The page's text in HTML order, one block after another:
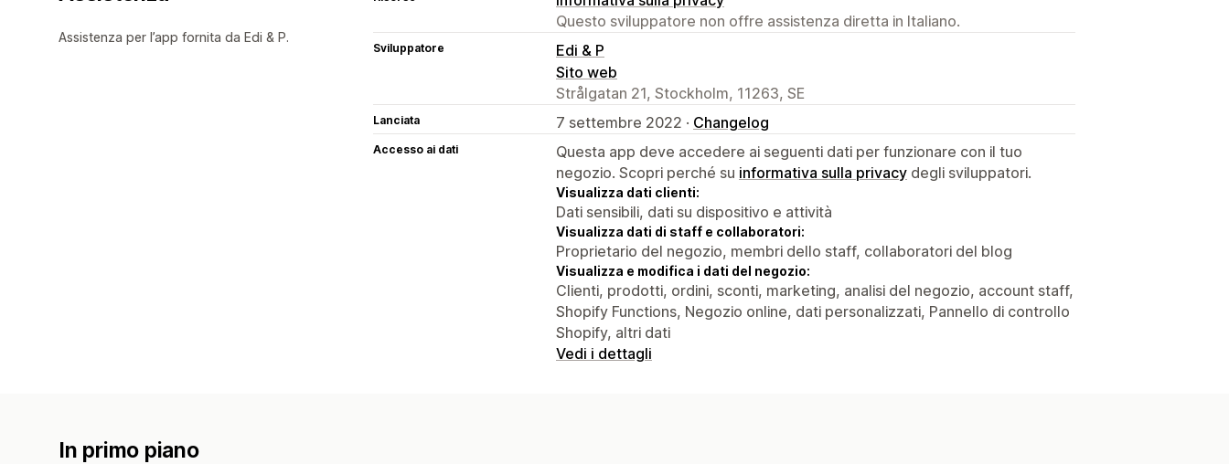
Assistenza per l’app fornita da Edi & P.
Questo sviluppatore non offre assistenza diretta in Italiano.
Sviluppatore
Edi & P
Sito web
Strålgatan 21, Stockholm, 11263, SE
Lanciata 7 settembre 2022 · Changelog
Accesso ai dati
Questa app deve accedere ai seguenti dati per funzionare con il tuo
negozio. Scopri perché su informativa sulla privacy degli sviluppatori.
Visualizza dati clienti:
Dati sensibili, dati su dispositivo e attività
Visualizza dati di staff e collaboratori:
Proprietario del negozio, membri dello staff, collaboratori del blog
Visualizza e modifica i dati del negozio:
Clienti, prodotti, ordini, sconti, marketing, analisi del negozio, account staff,
Shopify Functions, Negozio online, dati personalizzati, Pannello di controllo
Shopify, altri dati
Vedi i dettagli
In primo piano